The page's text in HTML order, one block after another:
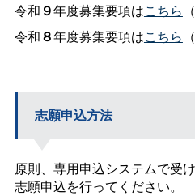
令和 ９年度募集要項はこちら
令和８年度募集要項はこちら
志願申込方法
原則、専用申込システムで受
志願申込を行ってください。